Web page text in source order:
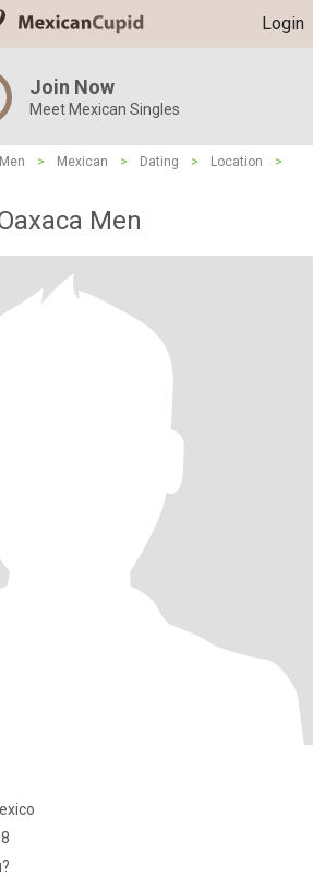
Login
Join Now
Meet Mexican Singles
> Mexican > Dating > Location
>
Men